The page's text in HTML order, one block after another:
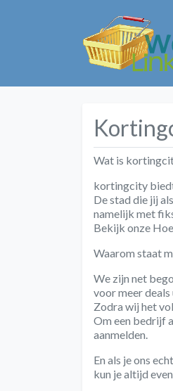
Wat is
kortingcity biedt
De stad die jij
namelijk met
Bekijk onze
Waarom staat
We zijn net
voor meer deals
Zodra wij het
Om een bedrijf
aanmelden.
En als je ons
kun je altijd